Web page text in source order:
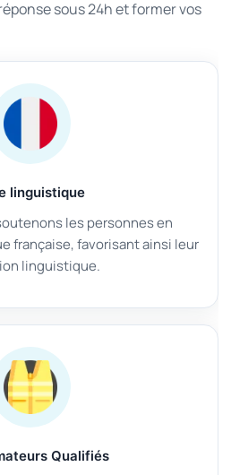
sous 24h et former vos
linguistique
les personnes en
française, favorisant ainsi leur
linguistique.
Qualifiés